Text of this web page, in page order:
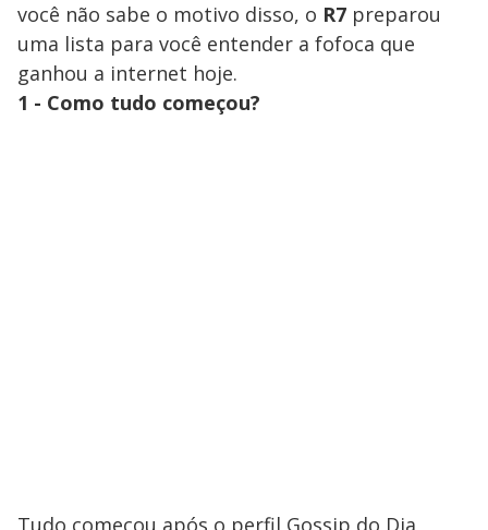
você não sabe o motivo disso, o R7 preparou
uma lista para você entender a fofoca que
ganhou a internet hoje.
1 - Como tudo começou?
Tudo começou após o perfil Gossip do Dia